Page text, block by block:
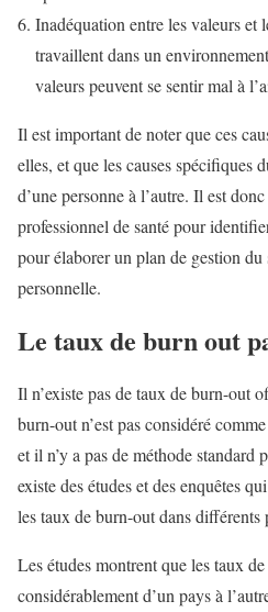
Inadéquation entre les valeurs et
travaillent dans un
valeurs peuvent se sentir mal à
Il est important de noter que ces
elles, et que les causes spécifiques
d’une personne à l’autre. Il est
professionnel de santé pour
pour élaborer un plan de gestion du
personnelle.
Le taux de burn out
Il n’existe pas de taux de burn-out
burn-out n’est pas considéré
et il n’y a pas de méthode standard
existe des études et des enquêtes
les taux de burn-out dans différents
Les études montrent que les taux
considérablement d’un pays à